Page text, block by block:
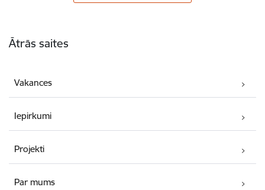
Ātrās saites
Vakances
Iepirkumi
Projekti
Par mums